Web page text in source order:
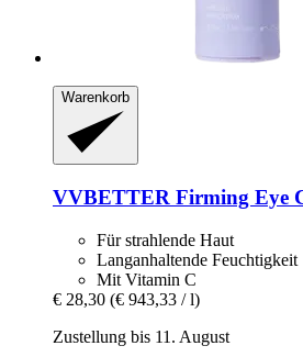
Warenkorb
VVBETTER Firming Eye
Für strahlende Haut
Langanhaltende Feuchtigkeit
Mit Vitamin C
€ 28,30 (€ 943,33 / l)
Zustellung bis 11. August